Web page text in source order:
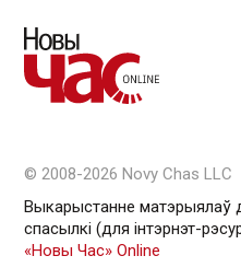
© 2008-2026 Novy Chas LLC
Выкарыстанне матэрыялаў
спасылкі (для інтэрнэт-
«Новы Час» Online